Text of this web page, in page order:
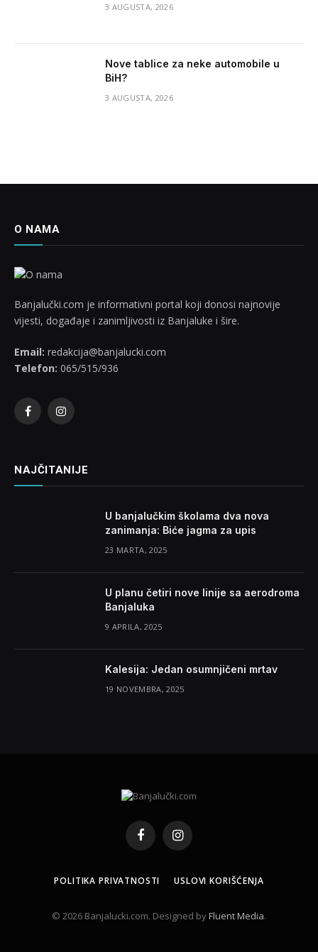
3 AUGUSTA, 2026
Nove tablice za neke automobile u
BiH?
3 AUGUSTA, 2026
O NAMA
Banjalučki.com je informativni portal koji donosi najnovije
vijesti, događaje i zanimljivosti iz Banjaluke i šire.
Email: redakcija@banjalucki.com
Telefon: 065/515/936
FacebookInstagram
NAJČITANIJE
U banjalučkim školama dva nova
zanimanja: Biće jagma za upis
23 MARTA, 2025
U planu četiri nove linije sa aerodroma
Banjaluka
9 APRILA, 2025
Kalesija: Jedan osumnjičeni mrtav
19 NOVEMBRA, 2025
FacebookInstagram
POLITIKA PRIVATNOSTI USLOVI KORIŠĆENJA
© 2026 Banjalucki.com. Designed byFluent Media.